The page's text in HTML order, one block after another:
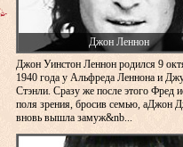
Джон Леннон
Джон Уинстон Леннон родился 9
1940 года у Альфреда Леннона и
Стэнли. Сразу же после этого Фред
поля зрения, бросив семью, аДжон
вновь вышла замуж&nb...